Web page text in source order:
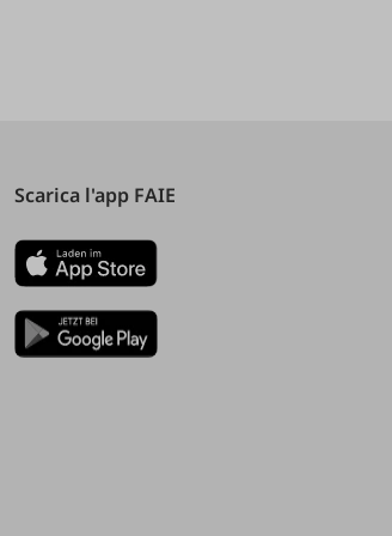
Scarica l'app FAIE